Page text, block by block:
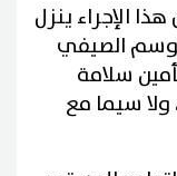
الإجراء ينزل
الصيفي
سلامة
ولا سيما مع